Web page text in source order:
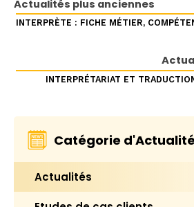
Actualités plus anciennes
INTERPRÈTE : FICHE MÉTIER,
INTERPRÉTARIAT ET
Catégorie
Actualités